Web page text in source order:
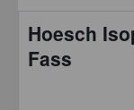
Hoesch
Fass